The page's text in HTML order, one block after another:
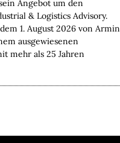
Angebot um den
& Logistics Advisory.
1. August 2026 von Armin
ausgewiesenen
mehr als 25 Jahren